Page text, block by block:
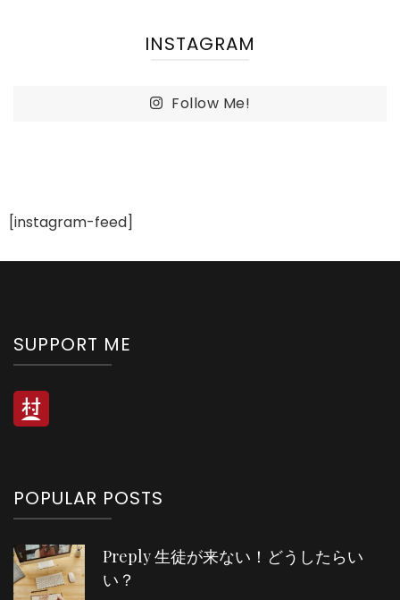
INSTAGRAM
Follow Me!
[instagram-feed]
SUPPORT ME
POPULAR POSTS
Preply 生徒が来ない！どうしたらい
い？